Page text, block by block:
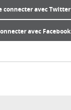
connecter avec Twitter
avec Facebook